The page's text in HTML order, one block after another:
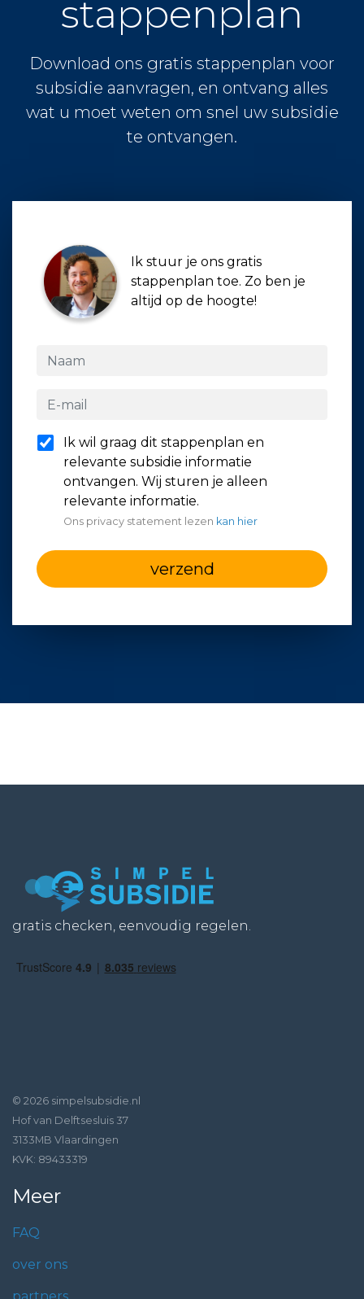
stappenplan
Download ons gratis stappenplan voor
subsidie aanvragen, en ontvang alles
wat u moet weten om snel uw subsidie
te ontvangen.
Ik stuur je ons gratis
stappenplan toe. Zo ben je
altijd op de hoogte!
Ik wil graag dit stappenplan en
relevante subsidie informatie
ontvangen. Wij sturen je alleen
relevante informatie.
Ons privacy statement lezen kan hier
verzend
gratis checken, eenvoudig regelen.
© 2026 simpelsubsidie.nl
Hof van Delftsesluis 37
3133MB Vlaardingen
KVK: 89433319
Meer
FAQ
over ons